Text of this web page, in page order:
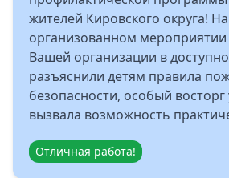
жителей Кировского округа!
организованном
Вашей организации в
разъяснили детям правила
безопасности, особый
вызвала возможность
Отличная работа!